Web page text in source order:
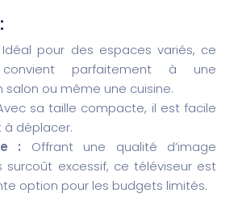
Idéal pour des espaces variés, ce
convient parfaitement à une
salon ou même une cuisine.
sa taille compacte, il est facile
à déplacer.
: Offrant une qualité d’image
surcoût excessif, ce téléviseur est
option pour les budgets limités.